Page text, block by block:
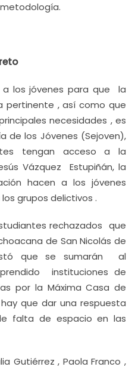
los jóvenes para que la
pertinente , así como que
necesidades , es
de los Jóvenes (Sejoven),
tengan acceso a la
Vázquez Estupiñán, la
hacen a los jóvenes
grupos delictivos .
rechazados que
de San Nicolás de
que se sumarán al
instituciones de
por la Máxima Casa de
que dar una respuesta
falta de espacio en las
Gutiérrez , Paola Franco ,